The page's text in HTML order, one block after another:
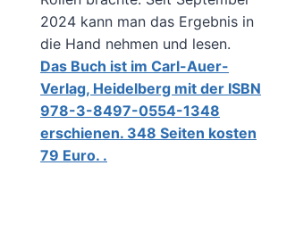
2024 kann man das Ergebnis in
die Hand nehmen und lesen.
Das Buch ist im Carl-Auer-
Verlag, Heidelberg mit der ISBN
978-3-8497-0554-1348
erschienen. 348 Seiten kosten
79 Euro. .